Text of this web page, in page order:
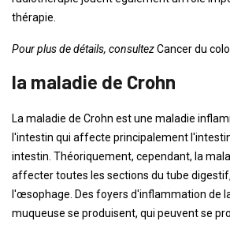
thérapie.
Pour plus de détails, consultezCancer du
la maladie de Crohn
La maladie de Crohn est une maladie
l'intestin qui affecte principalement
intestin. Théoriquement, cependant, la
affecter toutes les sections du tube
l'œsophage. Des foyers d'inflammation de
muqueuse se produisent, qui peuvent se